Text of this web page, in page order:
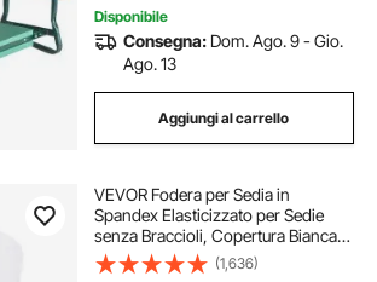
Disponibile
Consegna: Dom. Ago. 9 - Gio.
Ago. 13
Aggiungi al carrello
VEVOR Fodera per Sedia in
Spandex Elasticizzato per Sedie
senza Braccioli, Copertura Bianca
della Sedia Decorazione per
Banchetti, Fodere Protettive Lavabili
(1,636)